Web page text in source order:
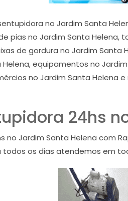
no Jardim Santa
pias no Jardim Santa Helena,
de gordura no Jardim
equipamentos no
no Jardim Santa Helena
24hs
no Jardim Santa Helena com
todos os dias atendemos em